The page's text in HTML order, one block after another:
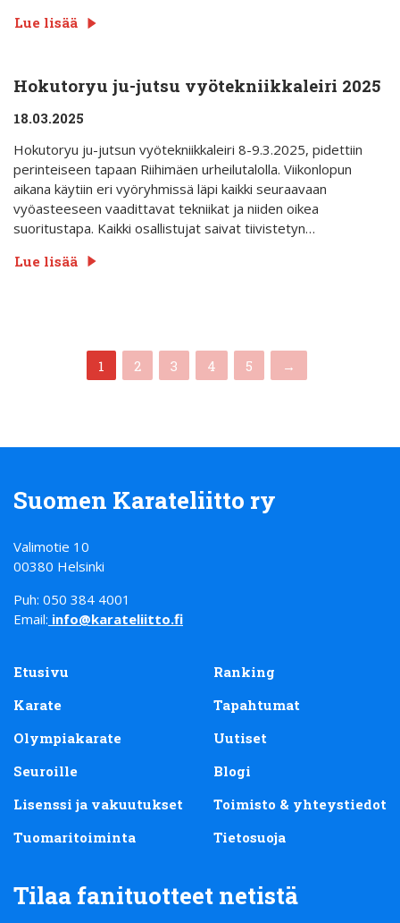
Lue lisää
Hokutoryu ju-jutsu vyötekniikkaleiri 2025
18.03.2025
Hokutoryu ju-jutsun vyötekniikkaleiri 8-9.3.2025, pidettiin
perinteiseen tapaan Riihimäen urheilutalolla. Viikonlopun
aikana käytiin eri vyöryhmissä läpi kaikki seuraavaan
vyöasteeseen vaadittavat tekniikat ja niiden oikea
suoritustapa. Kaikki osallistujat saivat tiivistetyn…
Lue lisää
1 (current)
2 3 4 5 →
Suomen Karateliitto ry
Valimotie 10
00380 Helsinki
Puh: 050 384 4001
Email: info@karateliitto.fi
Etusivu
Karate
Olympiakarate
Seuroille
Lisenssi ja vakuutukset
Tuomaritoiminta
Ranking
Tapahtumat
Uutiset
Blogi
Toimisto & yhteystiedot
Tietosuoja
Tilaa fanituotteet netistä